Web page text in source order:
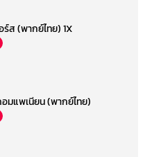
ส (พากย์ไทย) 1X
มแพเนียน (พากย์ไทย)